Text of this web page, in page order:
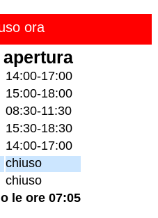
ora
14:00-17:00
15:00-18:00
08:30-11:30
15:30-18:30
14:00-17:00
chiuso
chiuso
le ore 07:05